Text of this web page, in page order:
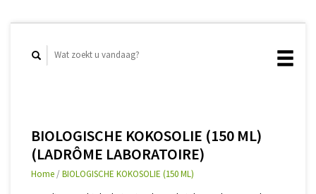
BIOLOGISCHE KOKOSOLIE (150 ML)
(LADRÔME LABORATOIRE)
Home /BIOLOGISCHE KOKOSOLIE (150 ML)